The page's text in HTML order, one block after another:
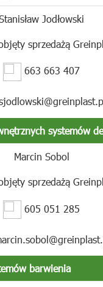
Jodłowski
sprzedażą
663 663 407
systemów
Marcin Sobol
sprzedażą
605 051 285
barwienia